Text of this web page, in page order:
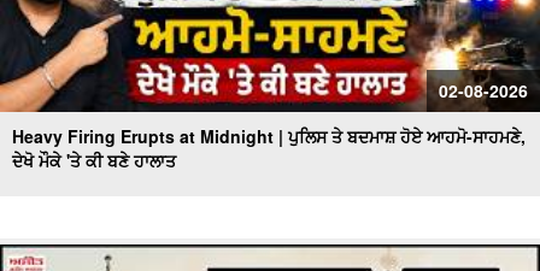
02-08-2026
Heavy Firing Erupts at Midnight | ਪੁਲਿਸ ਤੇ ਬਦਮਾਸ਼ ਹੋਏ ਆਹਮੋ-ਸਾਹਮਣੇ,
ਦੇਖੋ ਮੌਕੇ 'ਤੇ ਕੀ ਬਣੇ ਹਾਲਾਤ